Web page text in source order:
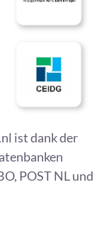
ist dank der
POST NL und